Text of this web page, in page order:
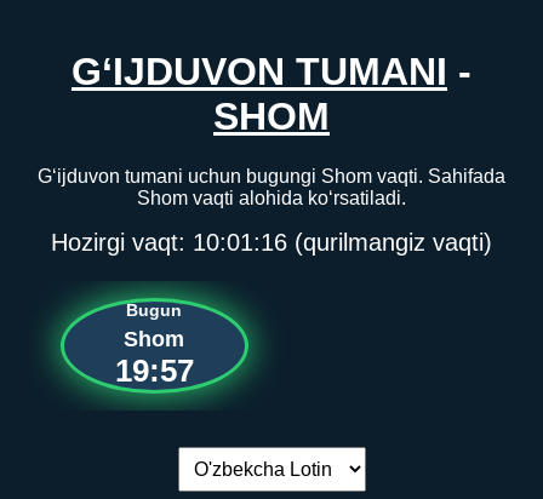
G‘IJDUVON TUMANI -
SHOM
G‘ijduvon tumani uchun bugungi Shom vaqti. Sahifada
Shom vaqti alohida ko‘rsatiladi.
Hozirgi vaqt: 10:01:16 (qurilmangiz vaqti)
Bugun
Shom
19:57
Tilni almashtirish: